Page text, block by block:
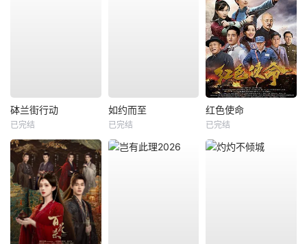
砵兰街行动
已完结
如约而至
已完结
红色使命
已完结